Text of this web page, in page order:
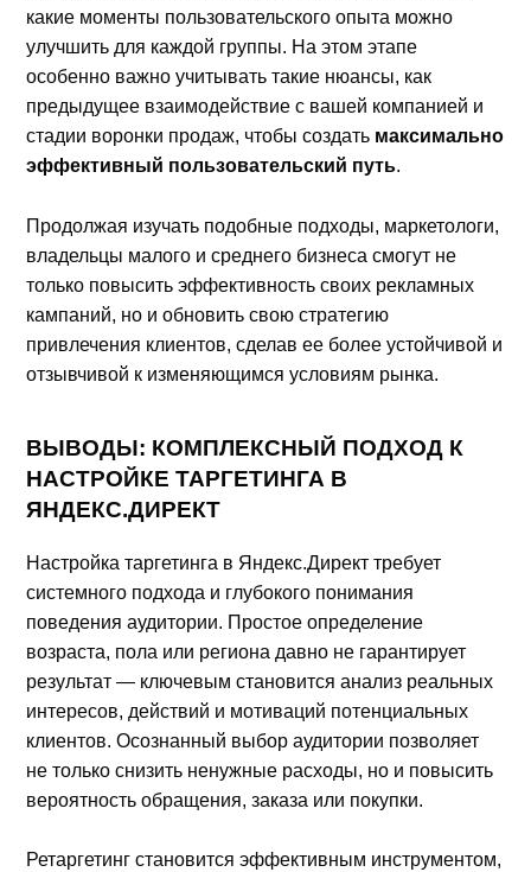
какие моменты пользовательского опыта можно
улучшить для каждой группы. На этом этапе
особенно важно учитывать такие нюансы, как
предыдущее взаимодействие с вашей компанией и
стадии воронки продаж, чтобы создать максимально
эффективный пользовательский путь.
Продолжая изучать подобные подходы, маркетологи,
владельцы малого и среднего бизнеса смогут не
только повысить эффективность своих рекламных
кампаний, но и обновить свою стратегию
привлечения клиентов, сделав ее более устойчивой и
отзывчивой к изменяющимся условиям рынка.
ВЫВОДЫ: КОМПЛЕКСНЫЙ ПОДХОД К
НАСТРОЙКЕ ТАРГЕТИНГА В
ЯНДЕКС.ДИРЕКТ
Настройка таргетинга в Яндекс.Директ требует
системного подхода и глубокого понимания
поведения аудитории. Простое определение
возраста, пола или региона давно не гарантирует
результат — ключевым становится анализ реальных
интересов, действий и мотиваций потенциальных
клиентов. Осознанный выбор аудитории позволяет
не только снизить ненужные расходы, но и повысить
вероятность обращения, заказа или покупки.
Ретаргетинг становится эффективным инструментом,